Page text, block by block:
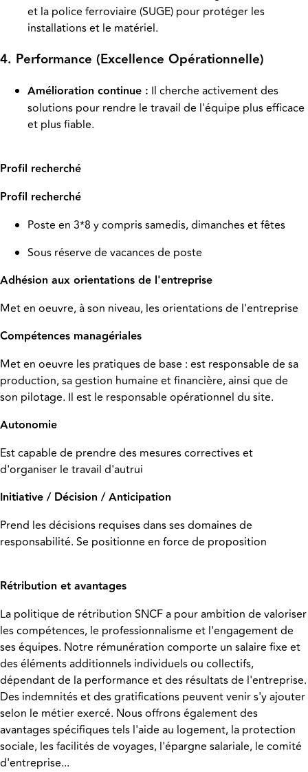
et la police ferroviaire (SUGE) pour protéger les
installations et le matériel.
4. Performance (Excellence Opérationnelle)
Amélioration continue : Il cherche activement des
solutions pour rendre le travail de l'équipe plus efficace
et plus fiable.
Profil recherché
Profil recherché
Poste en 3*8 y compris samedis, dimanches et fêtes
Sous réserve de vacances de poste
Adhésion aux orientations de l'entreprise
Met en oeuvre, à son niveau, les orientations de l'entreprise
Compétences managériales
Met en oeuvre les pratiques de base : est responsable de sa
production, sa gestion humaine et financière, ainsi que de
son pilotage. Il est le responsable opérationnel du site.
Autonomie
Est capable de prendre des mesures correctives et
d'organiser le travail d'autrui
Initiative / Décision / Anticipation
Prend les décisions requises dans ses domaines de
responsabilité. Se positionne en force de proposition
Rétribution et avantages
La politique de rétribution SNCF a pour ambition de valoriser
les compétences, le professionnalisme et l'engagement de
ses équipes. Notre rémunération comporte un salaire fixe et
des éléments additionnels individuels ou collectifs,
dépendant de la performance et des résultats de l'entreprise.
Des indemnités et des gratifications peuvent venir s'y ajouter
selon le métier exercé. Nous offrons également des
avantages spécifiques tels l'aide au logement, la protection
sociale, les facilités de voyages, l'épargne salariale, le comité
d'entreprise...